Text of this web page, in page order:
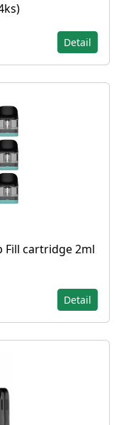
Detail
Fill cartridge 2ml
Detail